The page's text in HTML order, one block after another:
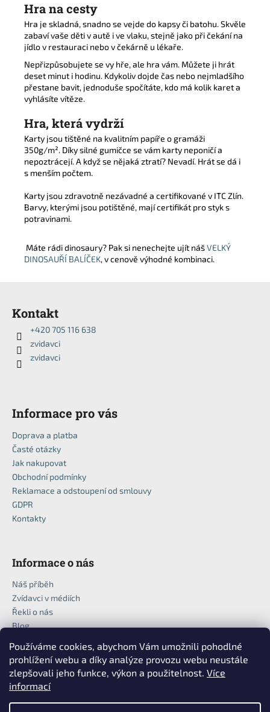
Používáme cookies, abychom Vám umožnili pohodlné
prohlížení webu a díky analýze provozu webu neustále
zlepšovali jeho funkce, výkon a použitelnost. Více
informací
Hra na cesty
Hra je skladná, snadno se vejde do kapsy či batohu. Skvěle
zabaví vaše děti v autě i ve vlaku, stejně jako při čekání na
jídlo v restauraci nebo v čekárně u lékaře.
Nepřizpůsobujete se vy hře, ale hra vám. Můžete ji hrát
deset minut i hodinu. Kdykoliv dojde čas nebo nejmladšího
přestane bavit, jednoduše spočítáte, kdo má kolik karet a
vyhlásíte vítěze.
Hra, která vydrží
Karty jsou tištěné na kvalitním papíře o gramáži
350g/m². Díky silné gumičce se vám karty neponičí a
nepoztrácejí. A když se nějaká ztratí? Nevadí. Hrát se dá i
s menším počtem.
Karty jsou zdravotně nezávadné a certifikované v ITC Zlín.
Barvy, kterými jsou potištěné, mají certifikát pro styk s
potravinami.
Máte rádi dinosaury? Pak si nenechejte ujít nášVELKÝ
DINOSAUŘÍ BALÍČEK, v cenově výhodné kombinaci.
Kontakt
+420 705 116 638
zvidavci
zvidavci
Informace pro vás
Doprava a platba
Časté otázky
Jak nakupovat
Obchodní podmínky
Reklamace a odstoupení od smlouvy
GDPR
Kontakty
Informace o nás
Náš příběh
Zvídavci v médiích
Řekli o nás
Blog